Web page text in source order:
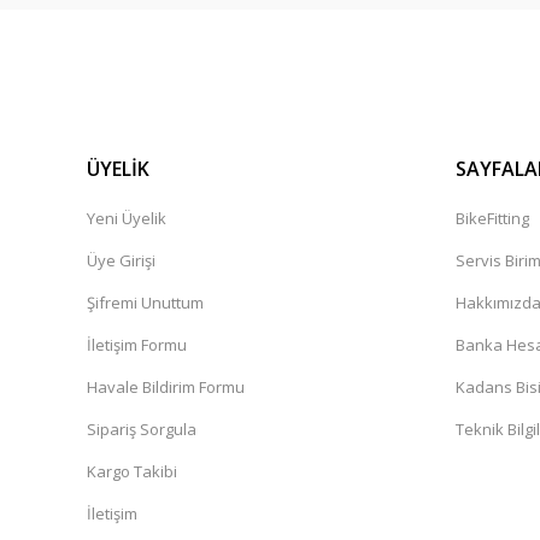
ÜYELİK
Yeni Üyelik
Üye Girişi
Şifremi Unuttum
İletişim Formu
Havale Bildirim Formu
Sipariş Sorgula
Kargo Takibi
İletişim
BikeFitting
Servis
Hakkımızda
Banka
Kadans
Teknik